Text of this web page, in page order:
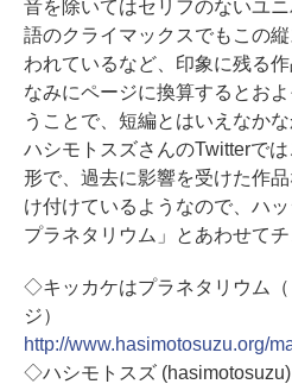
音を除いてはセリフのないユ
語のクライマックスでもこの
われているなど、印象に残る
なみにページに換算するとお
うことで、短編とはいえなか
ハシモトスズさんのTwitterで
形で、過去に影響を受けた作
け付けているようなので、ハ
プラネタリウム」とあわせてチ
◇キッカケはプラネタリウム
ジ）
http://www.hasimotosuzu.org/
◇ハシモトスズ